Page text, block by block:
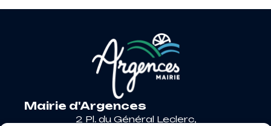
Mairie d'Argences
2 Pl. du Général Leclerc,